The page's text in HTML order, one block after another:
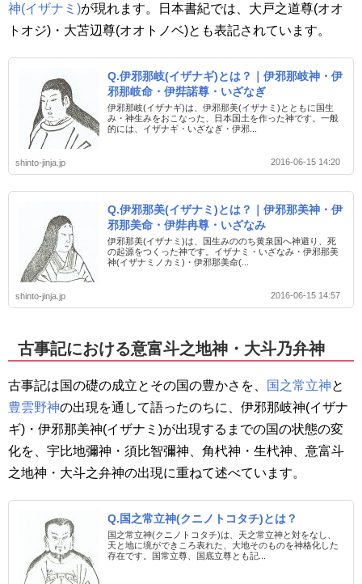
神(イザナミ)が現れます。日本書紀では、大戸之道尊(オオ
トオジ)・大苫辺尊(オオトノベ)とも表記されています。
Q.伊邪那岐(イザナギ)とは？｜伊邪那岐神・伊
邪那岐命・伊弉諾尊・いざなぎ
伊邪那岐(イザナギ)は、伊邪那美(イザナミ)とともに国生
み・神生みをおこなった、日本国土を作った神です。一般
的には、イザナギ・いざなぎ・伊邪...
shinto-jinja.jp 2016-06-15 14:20
Q.伊邪那美(イザナミ)とは？｜伊邪那美神・伊
邪那美命・伊弉冉尊・いざなみ
伊邪那美(イザナミ)は、国生みののち黄泉国へ神避り、死
の起源をつくった神です。イザナミ・いざなみ・伊邪那美
神(イザナミノカミ)・伊邪那美命(...
shinto-jinja.jp 2016-06-15 14:57
古事記における意富斗之地神・大斗乃弁神
古事記は国の礎の成立とその国の豊かさを、 国之常立神と
豊雲野神の出現を通して語ったのちに、伊邪那岐神(イザナ
ギ)・伊邪那美神(イザナミ)が出現するまでの国の状態の変
化を、宇比地彌神・須比智彌神、角杙神・生杙神、意富斗
之地神・大斗之弁神の出現に重ねて述べています。
Q.国之常立神(クニノトコタチ)とは？
国之常立神(クニノトコタチ)は、天之常立神と対をなし、
天と地に境ができころ表れた、大地そのものを神格化した
存在です。国常立尊、国底立尊とも記...